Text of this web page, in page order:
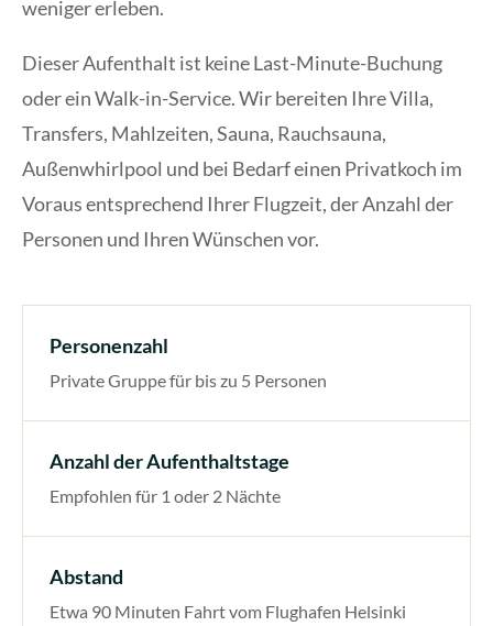
weniger erleben.
Dieser Aufenthalt ist keine Last-Minute-Buchung
oder ein Walk-in-Service. Wir bereiten Ihre Villa,
Transfers, Mahlzeiten, Sauna, Rauchsauna,
Außenwhirlpool und bei Bedarf einen Privatkoch im
Voraus entsprechend Ihrer Flugzeit, der Anzahl der
Personen und Ihren Wünschen vor.
Personenzahl
Private Gruppe für bis zu 5 Personen
Anzahl der Aufenthaltstage
Empfohlen für 1 oder 2 Nächte
Abstand
Etwa 90 Minuten Fahrt vom Flughafen Helsinki